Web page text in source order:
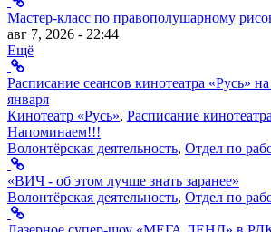
Мастер-класс по правополушарному
авг 7, 2026 - 22:44
Ещё
Расписание сеансов кинотеатра «Русь»
января
Кинотеатр «Русь», Расписание
Напоминаем!!!
Волонтёрская деятельность, Отдел по
«ВИЧ - об этом лучше знать заранее»
Волонтёрская деятельность, Отдел по